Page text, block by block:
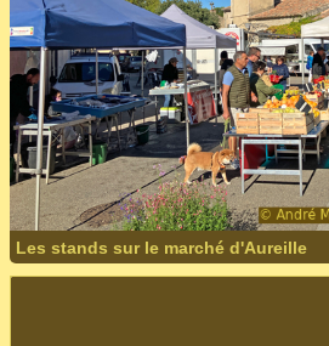
Les stands sur le marché d'Aureille